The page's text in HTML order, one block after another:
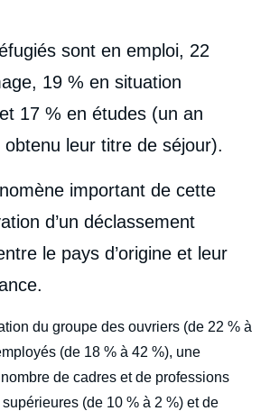
sont en emploi, 22
19 % en situation
17 % en études (un an
leur titre de séjour).
important de cette
d’un déclassement
le pays d’origine et leur
du groupe des ouvriers (de 22 % à
(de 18 % à 42 %), une
de cadres et de professions
(de 10 % à 2 %) et de